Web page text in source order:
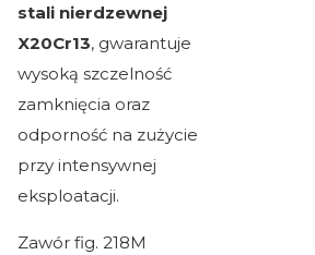
stali nierdzewnej
X20Cr13, gwarantuje
wysoką szczelność
zamknięcia oraz
odporność na zużycie
przy intensywnej
eksploatacji.
Zawór fig. 218M